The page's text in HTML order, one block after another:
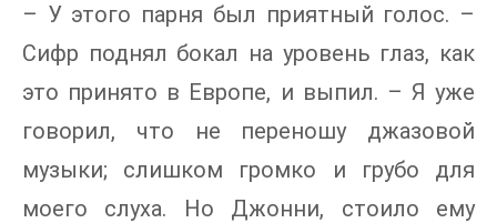
– У этого парня был приятный голос. –
Сифр поднял бокал на уровень глаз, как
это принято в Европе, и выпил. – Я уже
говорил, что не переношу джазовой
музыки; слишком громко и грубо для
моего слуха. Но Джонни, стоило ему